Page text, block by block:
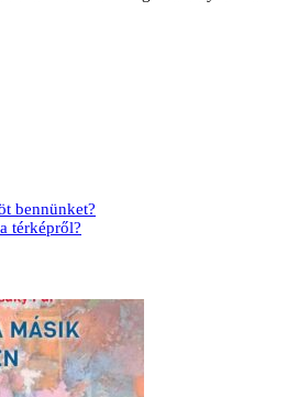
bennünket?
térképről?